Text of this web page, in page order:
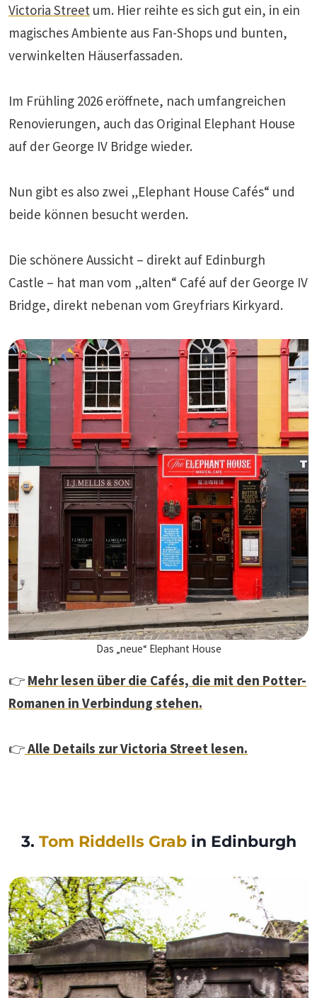
Victoria Street um. Hier reihte es sich gut ein, in ein
magisches Ambiente aus Fan-Shops und bunten,
verwinkelten Häuserfassaden.
Im Frühling 2026 eröffnete, nach umfangreichen
Renovierungen, auch das Original Elephant House
auf der George IV Bridge wieder.
Nun gibt es also zwei „Elephant House Cafés“ und
beide können besucht werden.
Die schönere Aussicht – direkt auf Edinburgh
Castle – hat man vom „alten“ Café auf der George IV
Bridge, direkt nebenan vom Greyfriars Kirkyard.
Das „neue“ Elephant House
👉 Mehr lesen über die Cafés, die mit den Potter-
Romanen in Verbindung stehen.
👉Alle Details zur Victoria Street lesen.
3. Tom Riddells Grabin Edinburgh